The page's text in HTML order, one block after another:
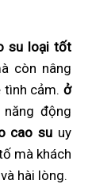
su loại tốt
còn nâng
cảm. ở
động
cao su uy
mà khách
hài lòng.